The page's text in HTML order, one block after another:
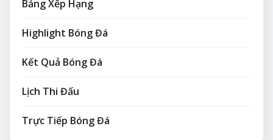
Bảng Xếp Hạng
Highlight Bóng Đá
Kết Quả Bóng Đá
Lịch Thi Đấu
Trực Tiếp Bóng Đá